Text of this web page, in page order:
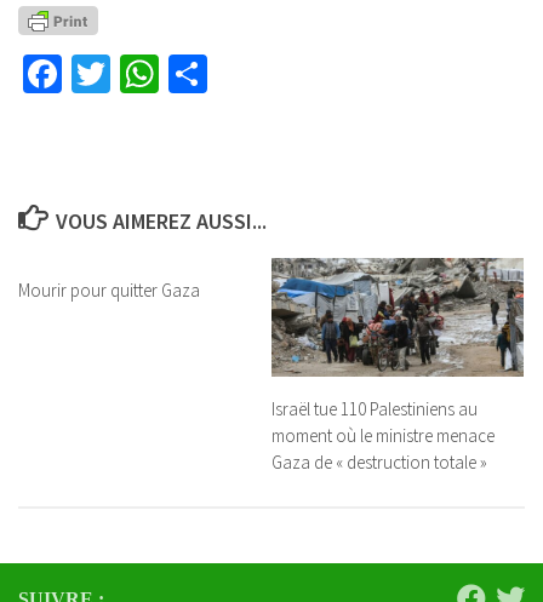
Facebook
TwitterWhatsApp
VOUS AIMEREZ AUSSI...
Mourir pour quitter Gaza
Israël tue 110 Palestiniens au
moment où le ministre menace
Gaza de « destruction totale »